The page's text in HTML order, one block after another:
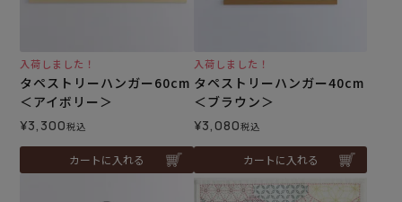
入荷しました！
タペストリーハンガー60cm
＜アイボリー＞
¥3,300税込
カートに入れる
入荷しました！
タペストリーハンガー40cm
＜ブラウン＞
¥3,080税込
カートに入れる